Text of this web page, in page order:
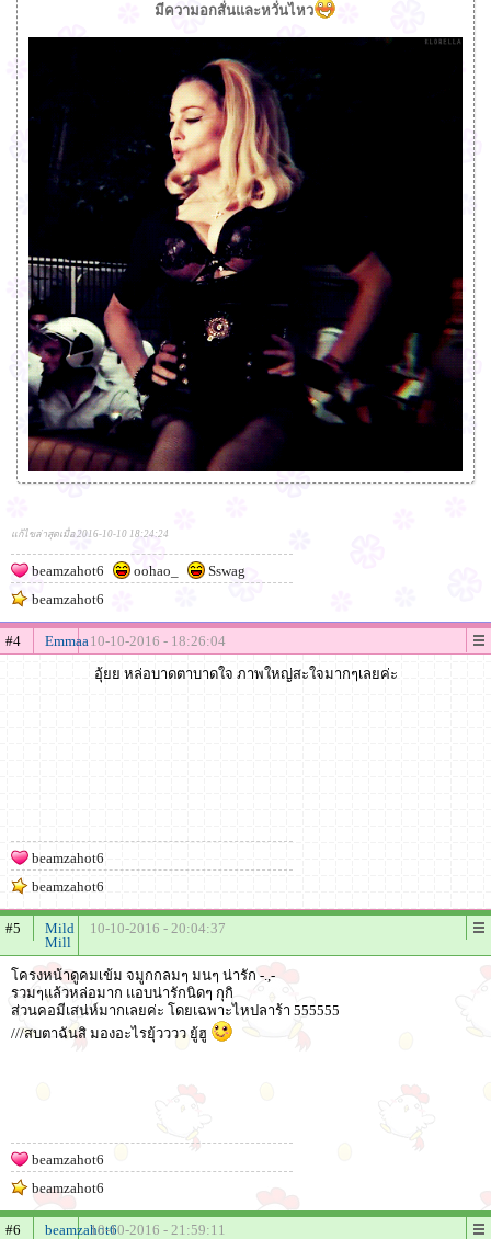
มีความอกสั่นและหวั่นไหว
แก้ไขล่าสุดเมื่อ 2016-10-10 18:24:24
beamzahot6 oohao_
Sswag
beamzahot6
#4 Emmaa10-10-2016 - 18:26:04
อุ้ยย หล่อบาดตาบาดใจ ภาพใหญ่สะใจมากๆเลยค่ะ
beamzahot6
beamzahot6
#5
Mild
Mill
10-10-2016 - 20:04:37
โครงหน้าดูคมเข้ม จมูกกลมๆ มนๆ น่ารัก -.,-
รวมๆแล้วหล่อมาก แอบน่ารักนิดๆ กุกิ
ส่วนคอมีเสน่ห์มากเลยค่ะ โดยเฉพาะไหปลาร้า 555555
///สบตาฉันสิ มองอะไรยุ้วววว ยู้ฮู
beamzahot6
beamzahot6
#6 beamzahot610-10-2016 - 21:59:11